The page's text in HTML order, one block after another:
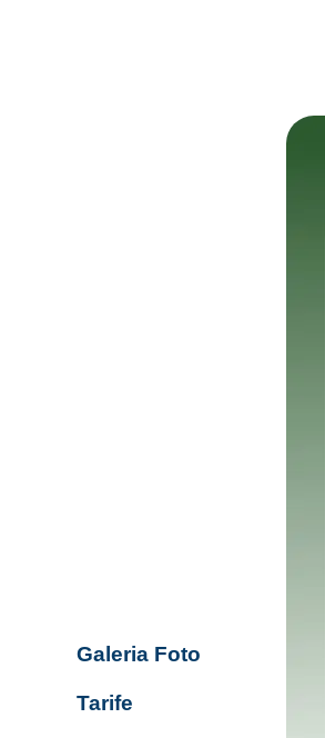
Galeria Foto
Tarife